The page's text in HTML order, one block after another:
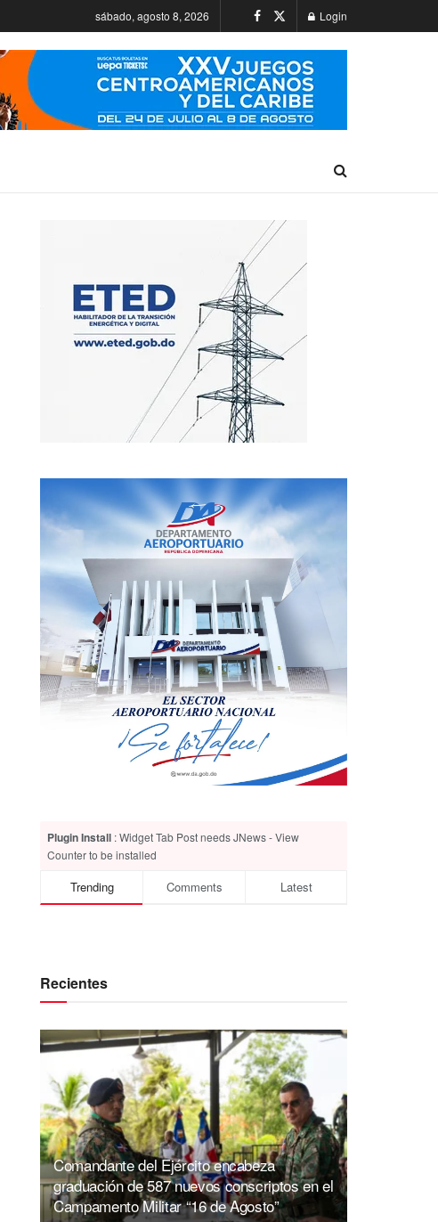
sábado, agosto 8, 2026 Login
Plugin Install : Widget Tab Post needs JNews - View
Counter to be installed
Trending Comments Latest
Recientes
Comandante del Ejército encabeza
graduación de 587 nuevos conscriptos en el
Campamento Militar “16 de Agosto”